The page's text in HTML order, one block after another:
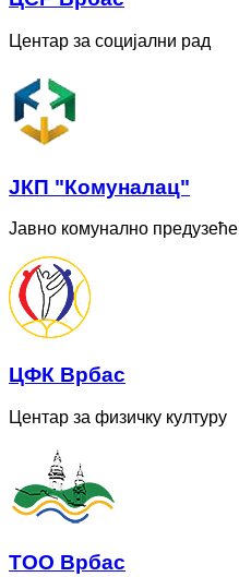
Центар за социјални рад
ЈКП "Комуналац"
Јавно комунално предузеће
ЦФК Врбас
Центар за физичку културу
ТОО Врбас